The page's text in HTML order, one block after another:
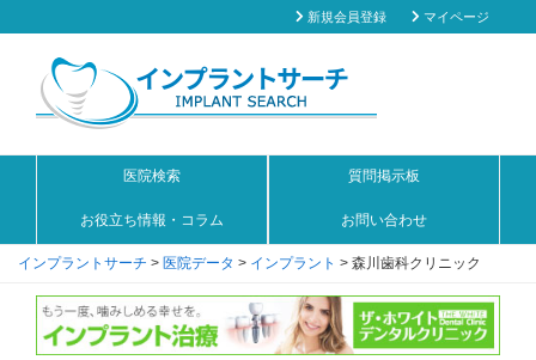
新規会員登録 マイページ
医院検索 質問掲示板
お役立ち情報・コラム お問い合わせ
インプラントサーチ > 医院データ > インプラント > 森川歯科クリニック